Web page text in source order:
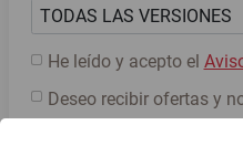
He leído y acepto el
Deseo recibir ofertas y